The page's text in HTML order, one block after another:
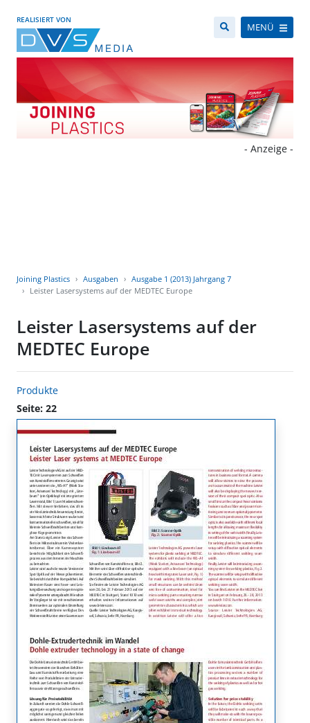
REALISIERT VON
MENÜ
- Anzeige -
Joining Plastics Ausgaben
Ausgabe 1 (2013) Jahrgang 7
Leister Lasersystems auf der MEDTEC Europe
Leister Lasersystems auf der
MEDTEC Europe
Produkte
Seite: 22